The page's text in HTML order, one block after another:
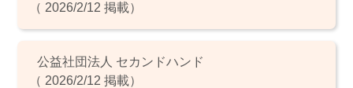
（ 2026/2/12 掲載）
公益社団法人 セカンドハンド
（ 2026/2/12 掲載）